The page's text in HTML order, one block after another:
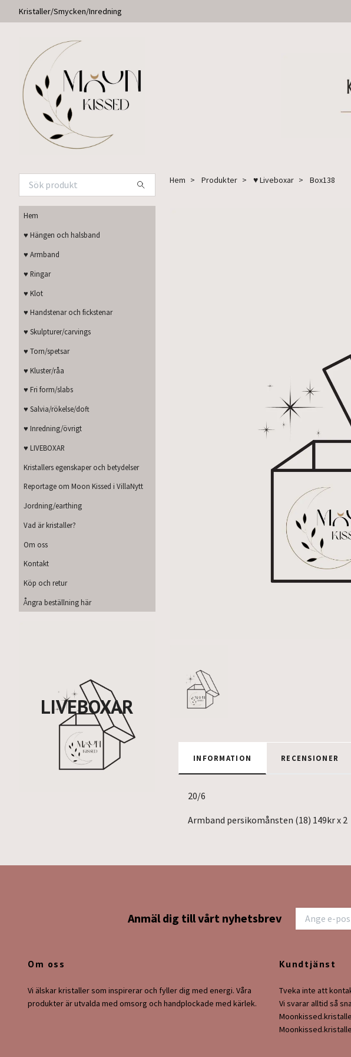
Kristaller/Smycken/Inredning
Hem
♥ Hängen och halsband
♥ Armband
♥ Ringar
♥ Klot
♥ Handstenar och fickstenar
♥ Skulpturer/carvings
♥ Torn/spetsar
♥ Kluster/råa
♥ Fri form/slabs
♥ Salvia/rökelse/doft
♥ Inredning/övrigt
♥ LIVEBOXAR
Kristallers egenskaper och betydelser
Reportage om Moon Kissed i VillaNytt
Jordning/earthing
Vad är kristaller?
Om oss
Kontakt
Köp och retur
Ångra beställning här
LIVEBOXAR
Hem Produkter ♥ Liveboxar Box138
INFORMATION RECENSIONER
20/6
Armband persikomånsten (18) 149kr x 2
Anmäl dig till vårt nyhetsbrev
Om oss
Vi älskar kristaller som inspirerar och fyller dig med energi. Våra
produkter är utvalda med omsorg och handplockade med kärlek.
Kundtjänst
Tveka inte att
Vi svarar alltid så